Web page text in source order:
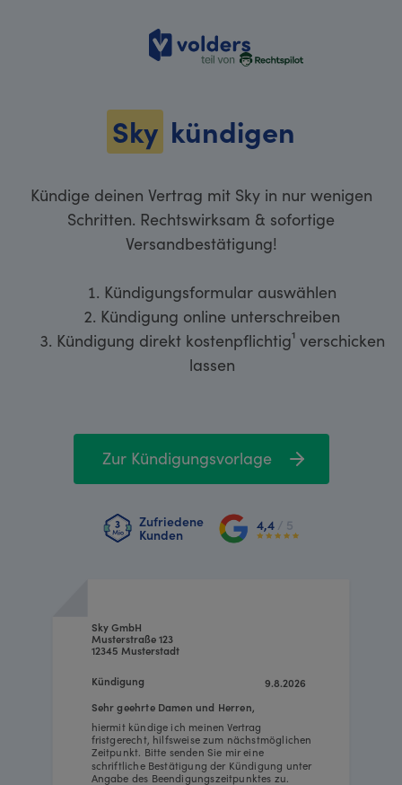
volders
Sky kündigen
Kündige deinen Vertrag mit Sky in nur wenigen
Schritten. Rechtswirksam & sofortige
Versandbestätigung!
Kündigungsformular auswählen
Kündigung online unterschreiben
Kündigung direkt kostenpflichtig¹ verschicken
lassen
Zur Kündigungsvorlage
Zufriedene
Kunden
4,4 / 5
9.8.2026
Sky GmbH
Musterstraße 123
12345 Musterstadt
hiermit kündige ich meinen Vertrag
fristgerecht, hilfsweise zum nächstmöglichen
Zeitpunkt. Bitte senden Sie mir eine
schriftliche Bestätigung der Kündigung unter
Angabe des Beendigungszeitpunktes zu.
Sehr geehrte Damen und Herren,
Kündigung